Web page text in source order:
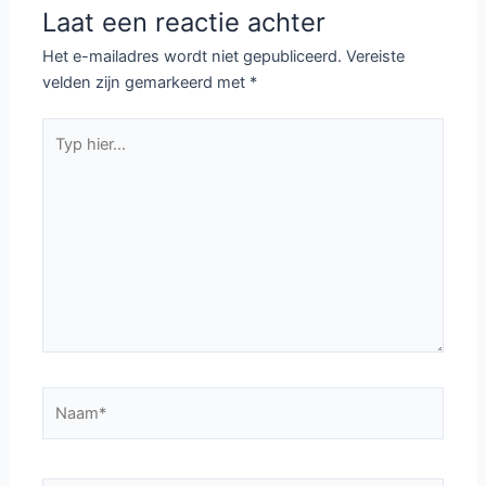
Laat een reactie achter
Het e-mailadres wordt niet gepubliceerd. Vereiste
velden zijn gemarkeerd met *
hier...